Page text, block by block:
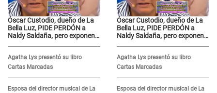
Óscar Custodio, dueño de La
Bella Luz, PIDE PERDÓN a
Naldy Saldaña, pero exponen
grabar"
Agatha Lys presentó su libro
Cartas Marcadas
Esposa del director musical de La
Óscar Custodio, dueño de La
Bella Luz, PIDE PERDÓN a
Naldy Saldaña, pero exponen
grabar"
Agatha Lys presentó su libro
Cartas Marcadas
Esposa del director musical de La